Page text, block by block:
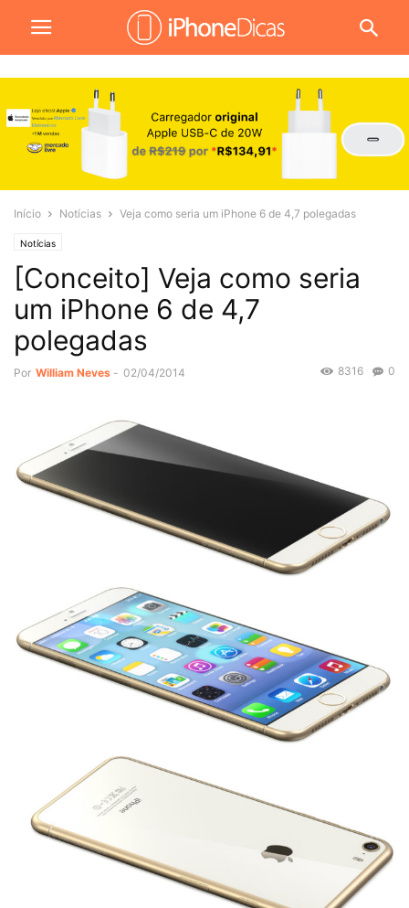
Início Notícias Veja como seria um iPhone 6 de 4,7 polegadas
Notícias
[Conceito] Veja como seria
um iPhone 6 de 4,7
polegadas
Por William Neves - 02/04/2014 0
8316